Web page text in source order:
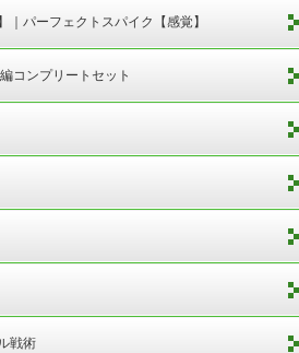
パーフェクトスパイク【感覚】
コンプリートセット
戦術